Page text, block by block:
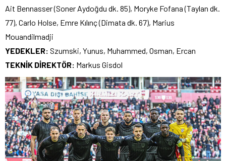
Ait Bennasser (Soner Aydoğdu dk. 85), Moryke Fofana (Taylan dk.
77), Carlo Holse, Emre Kılınç (Dimata dk. 67), Marius
Mouandilmadji
YEDEKLER: Szumski, Yunus, Muhammed, Osman, Ercan
TEKNİK DİREKTÖR: Markus Gisdol